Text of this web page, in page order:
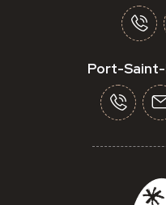
Port-